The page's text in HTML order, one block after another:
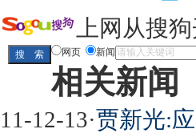
上网从搜
网页 新闻
相关新闻
11-12-13·贾新光: